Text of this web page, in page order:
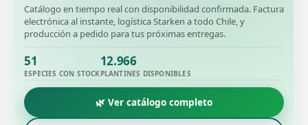
Catálogo en tiempo real con disponibilidad confirmada. Factura
electrónica al instante, logística Starken a todo Chile, y
producción a pedido para tus próximas entregas.
51
ESPECIES CON STOCK
12.966
PLANTINES DISPONIBLES
🌿 Ver catálogo completo